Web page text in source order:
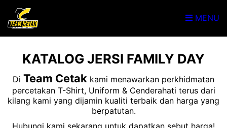
MENU
KATALOG JERSI FAMILY DAY
Di Team Cetak kami menawarkan perkhidmatan
percetakan T-Shirt, Uniform & Cenderahati terus dari
kilang kami yang dijamin kualiti terbaik dan harga yang
berpatutan.
Hubungi kami sekarang untuk dapatkan sebut harga!